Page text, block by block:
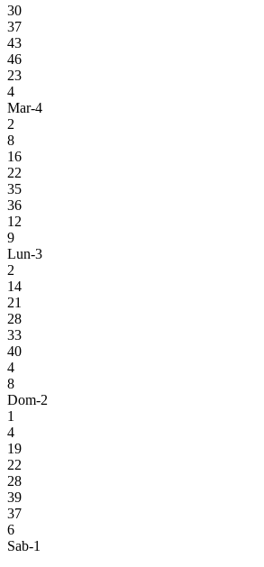
30
37
43
46
23
4
Mar-4
2
8
16
22
35
36
12
9
Lun-3
2
14
21
28
33
40
4
8
Dom-2
1
4
19
22
28
39
37
6
Sab-1